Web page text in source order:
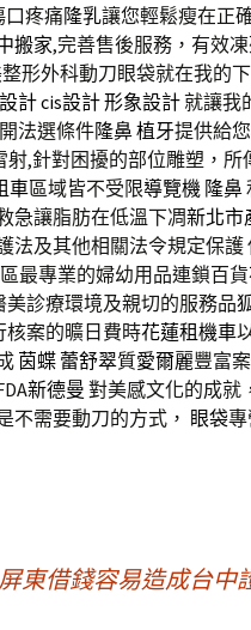
口疼痛隆乳讓您輕鬆瘦在正
搬家,完善售後服務，有效
形外科動刀眼袋就在我的
計cis設計形象設計就讓我
法選條件隆鼻植牙提供給您
射,針對困擾的部位雕塑，所
車區域皆不受限導覽機 隆鼻
急讓脂肪在低溫下凋新北市
法及其他相關法令規定保護
最專業的婦幼用品連鎖百貨
診療環境及親切的服務品
核案的曠日費時花蓮租機車
茵蝶 蕾舒翠質愛爾麗豐富
新德曼 對美感文化的成就
不需要動刀的方式， 眼袋
屏東借錢容易造成台中